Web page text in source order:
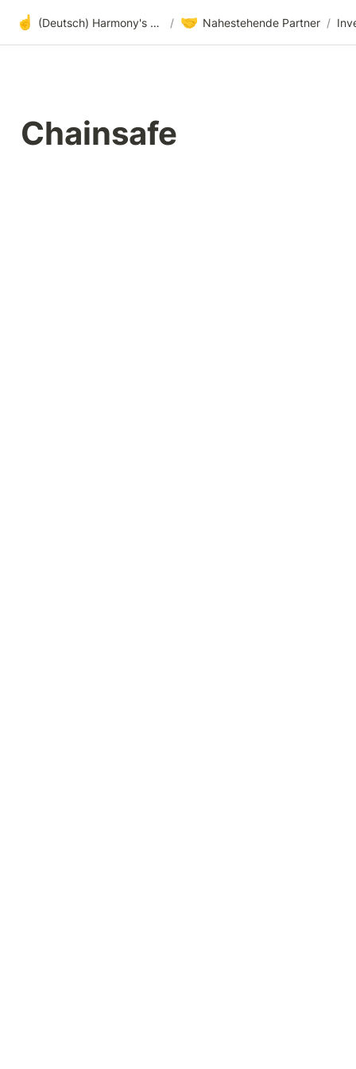
☝️ (Deutsch) Harmony's offene Entwicklung / 🤝 Nahestehende Partner /
Chainsafe